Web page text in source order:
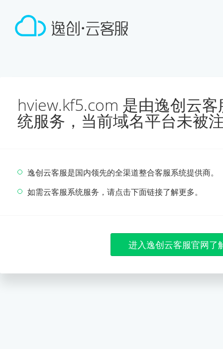
hview.kf5.com 是由逸创云
统服务，当前域名平台未被
逸创云客服是国内领先的全渠道整合客服系统提供商。
如需云客服系统服务，请点击下面链接了解更多。
进入逸创云客服官网了